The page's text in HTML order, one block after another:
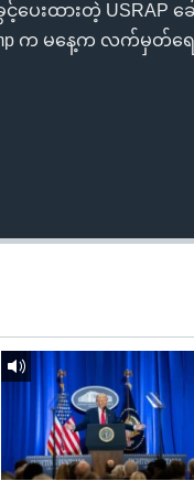
ပေးထားတဲ့ USRAP
က မနေ့က လက်မှတ်